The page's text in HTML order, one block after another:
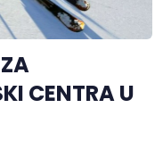
CENTRA U